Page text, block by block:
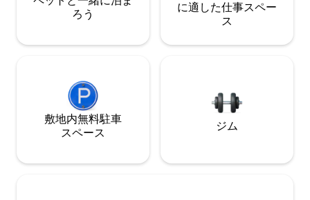
ろう
に適した仕事スペー
ス
敷地内無料駐⁠車
ス⁠ペ⁠ー⁠ス
ジム